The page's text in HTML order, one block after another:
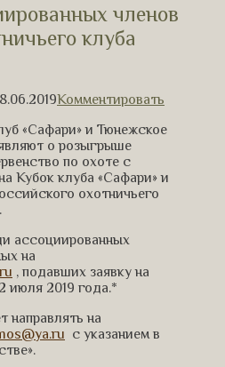
членов
клуба
Комментировать
«Сафари» и Тюнежское
о розыгрыше
по охоте с
Кубок клуба «Сафари» и
охотничьего
ассоциированных
на
, подавших заявку на
июля 2019 года.*
направлять на
с указанием в